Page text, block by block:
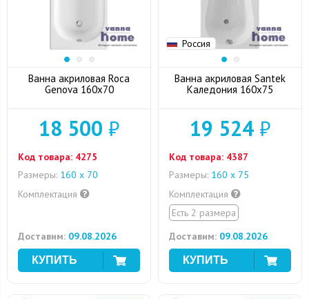
Ванна акриловая Roca
Genova 160x70
18 500 ₽
Код товара: 4275
Размеры: 160 х 70
Комплектация
Доставим: 09.08.2026
Россия
Ванна акриловая Santek
Каледония 160x75
19 524 ₽
Код товара: 4387
Размеры: 160 х 75
Комплектация
Есть 2 размера
Доставим: 09.08.2026